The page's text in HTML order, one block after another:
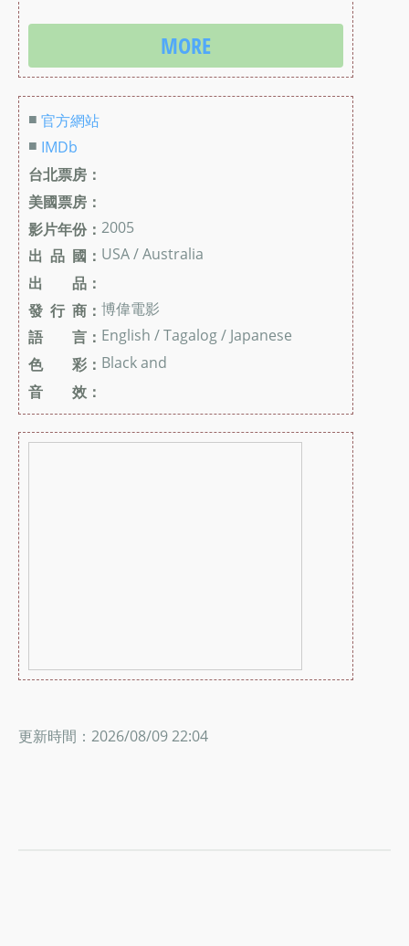
MORE
■ 官方網站
■ IMDb
台北票房：
美國票房：
影片年份： 2005
出 品 國： USA / Australia
出 品：
發 行 商： 博偉電影
語 言： English / Tagalog / Japanese
色 彩： Black and
音 效：
更新時間：2026/08/09 22:04